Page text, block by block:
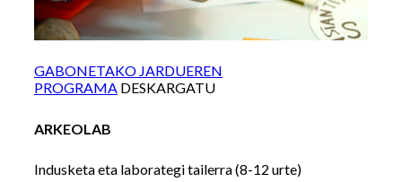
GABONETAKO JARDUEREN
PROGRAMA DESKARGATU
ARKEOLAB
Indusketa eta laborategi tailerra (8-12 urte)